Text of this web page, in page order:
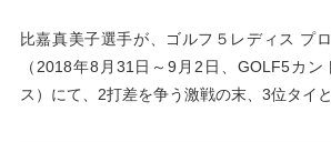
比嘉真美子選手が、ゴルフ５レディス プ
（2018年8月31日～9月2日、GOLF5カ
ス）にて、2打差を争う激戦の末、3位タイ